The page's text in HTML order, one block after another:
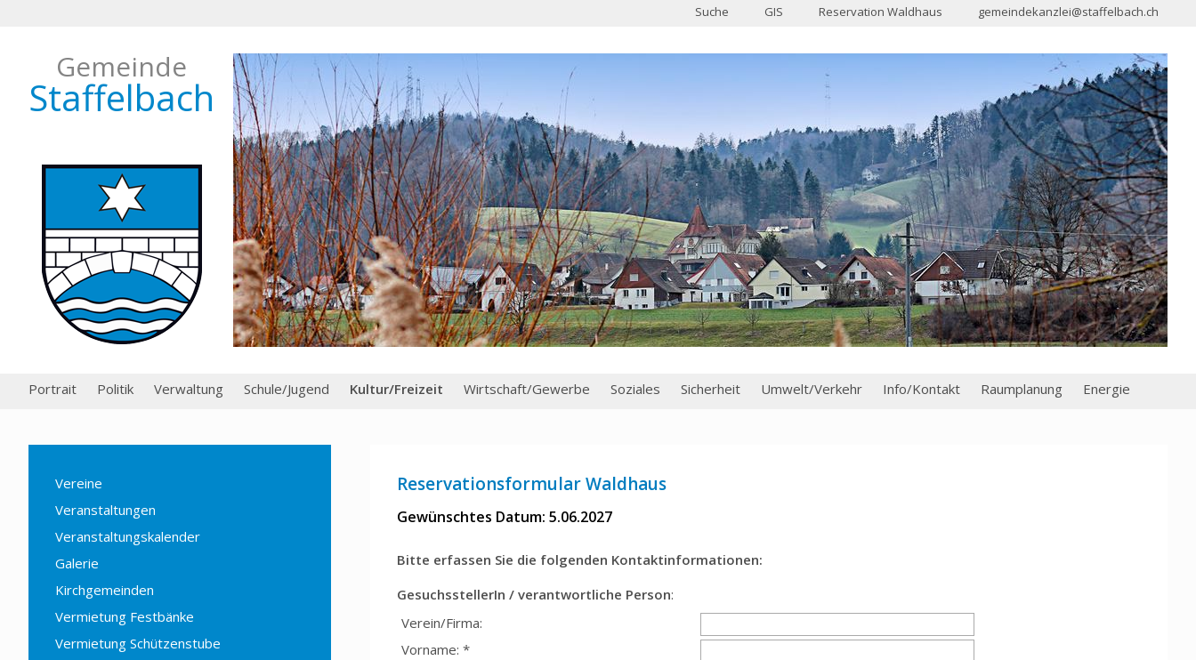
Suche GIS Reservation Waldhaus gemeindekanzlei@staffelbach.ch
Gemeinde
Staffelbach
Portrait Politik Verwaltung Schule/Jugend Kultur/Freizeit Wirtschaft/Gewerbe Soziales Sicherheit Umwelt/Verkehr Info/Kontakt Raumplanung Energie
Vereine
Veranstaltungen
Veranstaltungskalender
Galerie
Kirchgemeinden
Vermietung Festbänke
Vermietung Schützenstube
Reservationsformular Waldhaus
Gewünschtes Datum: 5.06.2027
Bitte erfassen Sie die folgenden Kontaktinformationen:
GesuchsstellerIn / verantwortliche Person:
Verein/Firma:
Vorname: *